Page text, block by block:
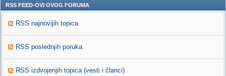
RSS FEED-OVI OVOG FORUMA
RSS najnovijih topica
RSS poslednjih poruka
RSS izdvojenjih topica (vesti i članci)